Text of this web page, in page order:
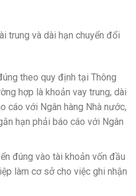
trung và dài hạn chuyển đổi
theo quy định tại Thông
hợp là khoản vay trung, dài
cáo với Ngân hàng Nhà nước,
hạn phải báo cáo với Ngân
đúng vào tài khoản vốn đầu
làm cơ sở cho việc ghi nhận